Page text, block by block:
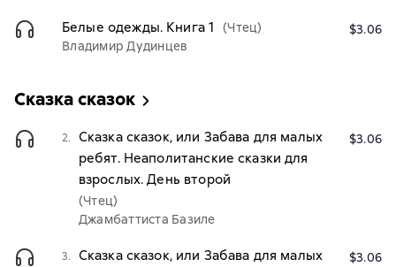
Белые одежды. Книга 1
(Чтец)
Владимир Дудинцев
$3.06
Сказка сказок
2.
Сказка сказок, или Забава для малых
ребят. Неаполитанские сказки для
взрослых. День второй
(Чтец)
Джамбаттиста Базиле
$3.06
3.
Сказка сказок, или Забава для малых
$3.06